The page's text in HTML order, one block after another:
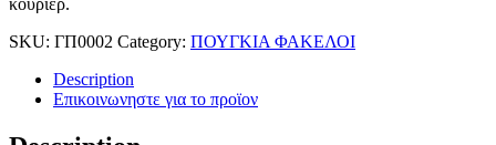
κουριερ.
SKU: ΓΠ0002 Category: ΠΟΥΓΚΙΑ ΦΑΚΕΛΟΙ
Description
Επικοινωνηστε για το προϊoν